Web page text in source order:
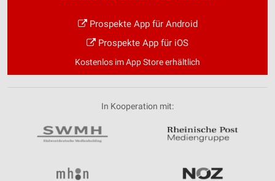
Prospekte App für Android
Prospekte App für iOS
Kostenlos im App Store erhältlich
In Kooperation mit: